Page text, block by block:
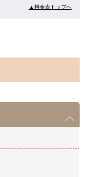
▲料金表トップへ